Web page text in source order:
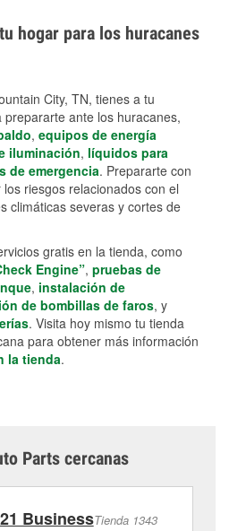
Evitar el agua estancada y
de respaldo son
efectivas.
hogar para los huracanes
City, TN, tienes a tu
ante los huracanes,
, equipos de energía
iluminación, líquidos para
de emergencia. Prepararte con
riesgos relacionados con el
climáticas severas y cortes de
gratis en la tienda, como
Engine”, pruebas de
, instalación de
de bombillas de faros, y
. Visita hoy mismo tu tienda
para obtener más información
la tienda.
Parts cercanas
BusinessTienda 1343